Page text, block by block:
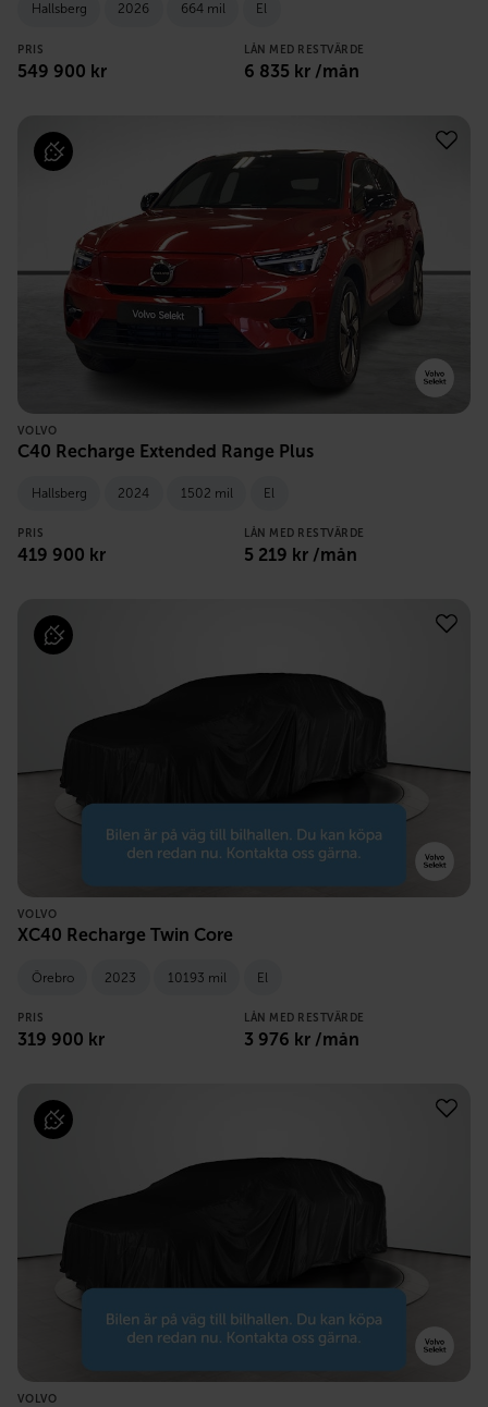
Hallsberg 2026 664 mil El
PRIS
549 900 kr
LÅN MED RESTVÄRDE
6 835 kr /mån
VOLVO
C40 Recharge Extended Range Plus
Hallsberg 2024 1502 mil El
PRIS
419 900 kr
LÅN MED RESTVÄRDE
5 219 kr /mån
VOLVO
XC40 Recharge Twin Core
Örebro 2023 10193 mil El
PRIS
319 900 kr
LÅN MED RESTVÄRDE
3 976 kr /mån
VOLVO